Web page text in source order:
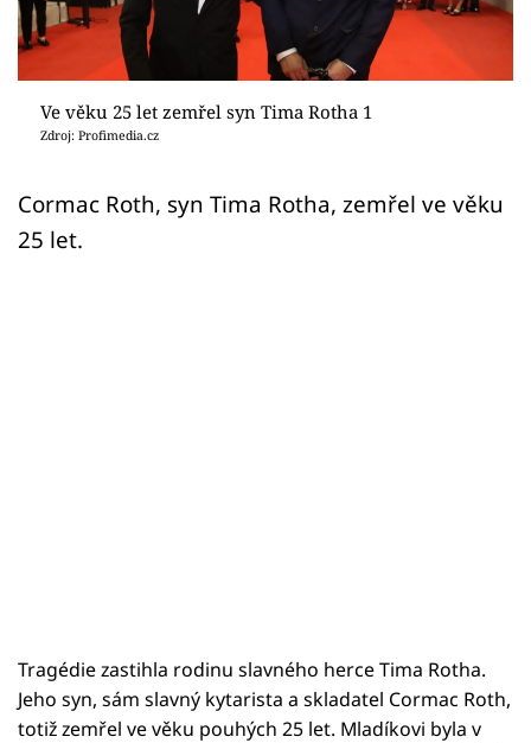
Sledujte prima+
Přihlášení
Sledujte nás
Ve věku 25 let zemřel syn Tima Rotha 1
Zdroj: Profimedia.cz
Cormac Roth, syn Tima Rotha, zemřel ve věku
25 let.
Tragédie zastihla rodinu slavného herce Tima Rotha.
Jeho syn, sám slavný kytarista a skladatel Cormac Roth,
totiž zemřel ve věku pouhých 25 let. Mladíkovi byla v